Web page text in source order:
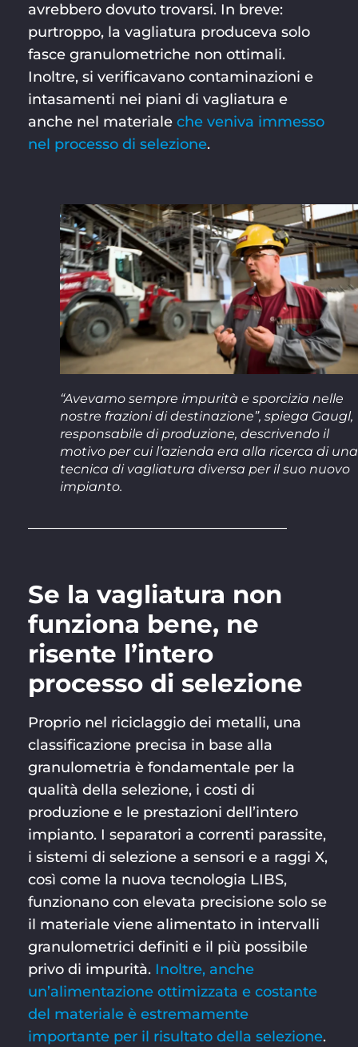
avrebbero dovuto trovarsi. In breve:
purtroppo, la vagliatura produceva solo
fasce granulometriche non ottimali.
Inoltre, si verificavano contaminazioni e
intasamenti nei piani di vagliatura e
anche nel materiale che veniva immesso
nel processo di selezione.
“Avevamo sempre impurità e sporcizia nelle
nostre frazioni di destinazione”, spiega Gaugl,
responsabile di produzione, descrivendo il
motivo per cui l’azienda era alla ricerca di una
tecnica di vagliatura diversa per il suo nuovo
impianto.
Se la vagliatura non
funziona bene, ne
risente l’intero
processo di selezione
Proprio nel riciclaggio dei metalli, una
classificazione precisa in base alla
granulometria è fondamentale per la
qualità della selezione, i costi di
produzione e le prestazioni dell’intero
impianto. I separatori a correnti parassite,
i sistemi di selezione a sensori e a raggi X,
così come la nuova tecnologia LIBS,
funzionano con elevata precisione solo se
il materiale viene alimentato in intervalli
granulometrici definiti e il più possibile
privo di impurità. Inoltre, anche
un’alimentazione ottimizzata e costante
del materiale è estremamente
importante per il risultato della selezione.